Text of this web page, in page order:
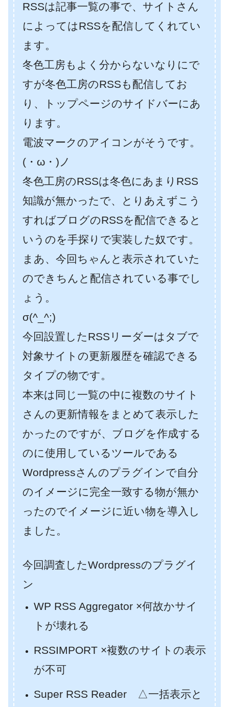
RSSは記事一覧の事で、サイトさん
によってはRSSを配信してくれてい
ます。
冬色工房もよく分からないなりにで
すが冬色工房のRSSも配信してお
り、トップページのサイドバーにあ
ります。
電波マークのアイコンがそうです。
(・ω・)ノ
冬色工房のRSSは冬色にあまりRSS
知識が無かったで、とりあえずこう
すればブログのRSSを配信できると
いうのを手探りで実装した奴です。
まあ、今回ちゃんと表示されていた
のできちんと配信されている事でし
ょう。
σ(^_^;)
今回設置したRSSリーダーはタブで
対象サイトの更新履歴を確認できる
タイプの物です。
本来は同じ一覧の中に複数のサイト
さんの更新情報をまとめて表示した
かったのですが、ブログを作成する
のに使用しているツールである
Wordpressさんのプラグインで自分
のイメージに完全一致する物が無か
ったのでイメージに近い物を導入し
ました。
今回調査したWordpressのプラグイ
ン
WP RSS Aggregator ×何故かサイ
トが壊れる
RSSIMPORT ×複数のサイトの表示
が不可
Super RSS Reader △一括表示と